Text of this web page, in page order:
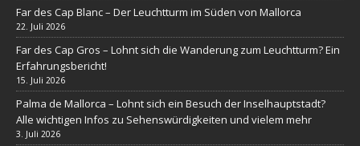
Far des Cap Blanc – Der Leuchtturm im Süden von Mallorca
22. Juli 2026
Far des Cap Gros – Lohnt sich die Wanderung zum Leuchtturm? Ein
Erfahrungsbericht!
15. Juli 2026
Palma de Mallorca – Lohnt sich ein Besuch der Inselhauptstadt?
Alle wichtigen Infos zu Sehenswürdigkeiten und vielem mehr
3. Juli 2026